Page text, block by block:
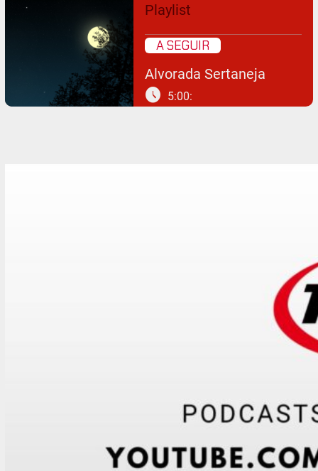
Playlist
A SEGUIR
Alvorada Sertaneja
schedule 5:00: